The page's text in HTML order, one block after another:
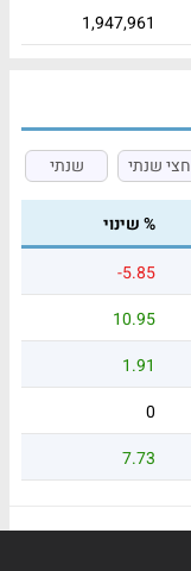
1,947,961
חצי שנתי שנתי
% שינוי
-5.85
10.95
1.91
0
7.73